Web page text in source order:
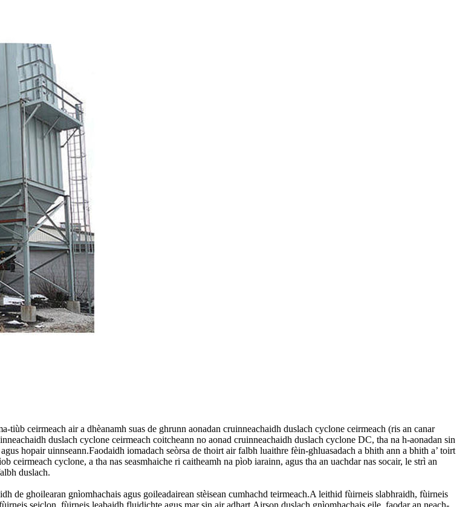
ceirmeach air a dhèanamh suas de ghrunn aonadan cruinneachaidh duslach cyclone ceirmeach (ris an canar
duslach cyclone ceirmeach coitcheann no aonad cruinneachaidh duslach cyclone DC, tha na h-aonadan sin
hopair uinnseann.Faodaidh iomadach seòrsa de thoirt air falbh luaithre fèin-ghluasadach a bhith ann a bhith a’ toirt
ceirmeach cyclone, a tha nas seasmhaiche ri caitheamh na pìob iarainn, agus tha an uachdar nas socair, le strì an
duslach.
de ghoilearan gnìomhachais agus goileadairean stèisean cumhachd teirmeach.A leithid fùirneis slabhraidh, fùirneis